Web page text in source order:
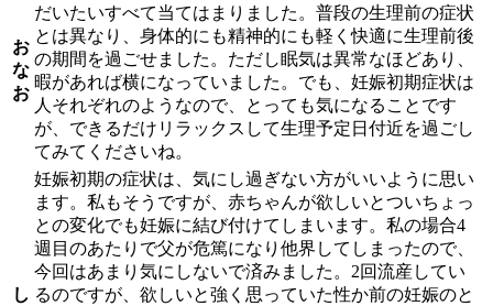
お
な
お
だいたいすべて当てはまりました。普段の生理前の症状
とは異なり、身体的にも精神的にも軽く快適に生理前後
の期間を過ごせました。ただし眠気は異常なほどあり、
暇があれば横になっていました。でも、妊娠初期症状は
人それぞれのようなので、とっても気になることです
が、できるだけリラックスして生理予定日付近を過ごし
てみてくださいね。
し
妊娠初期の症状は、気にし過ぎない方がいいように思い
ます。私もそうですが、赤ちゃんが欲しいとついちょっ
との変化でも妊娠に結び付けてしまいます。私の場合4
週目のあたりで父が危篤になり他界してしまったので、
今回はあまり気にしないで済みました。2回流産してい
るのですが、欲しいと強く思っていた性か前の妊娠のと